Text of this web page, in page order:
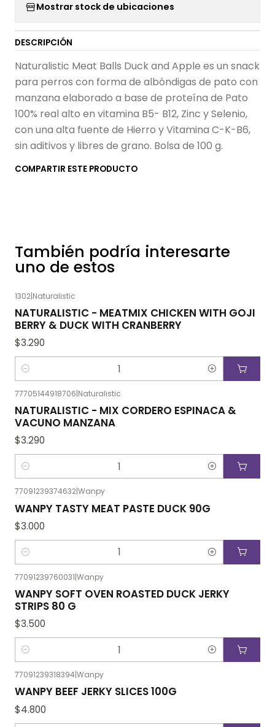
Mostrar stock de ubicaciones
DESCRIPCIÓN
Naturalistic Meat Balls Duck and Apple es un snack
para perros con forma de albóndigas de pato con
manzana elaborado a base de proteína de Pato
100% real alto en vitamina B5- B12, Zinc y Selenio,
con una alta fuente de Hierro y Vitamina C-K-B6,
sin aditivos y libres de grano. Bolsa de 100 g.
COMPARTIR ESTE PRODUCTO
También podría interesarte
uno de estos
1302|Naturalistic
NATURALISTIC - MEATMIX CHICKEN WITH GOJI
BERRY & DUCK WITH CRANBERRY
$3.290
Cantidad
77705144918706|Naturalistic
NATURALISTIC - MIX CORDERO ESPINACA &
VACUNO MANZANA
$3.290
Cantidad
77091239374632Wanpy
WANPY TASTY MEAT PASTE DUCK 90G
$3.000
Cantidad
77091239760031|Wanpy
WANPY SOFT OVEN ROASTED DUCK JERKY
STRIPS 80 G
$3.500
Cantidad
77091239318394|Wanpy
WANPY BEEF JERKY SLICES 100G
$4.800